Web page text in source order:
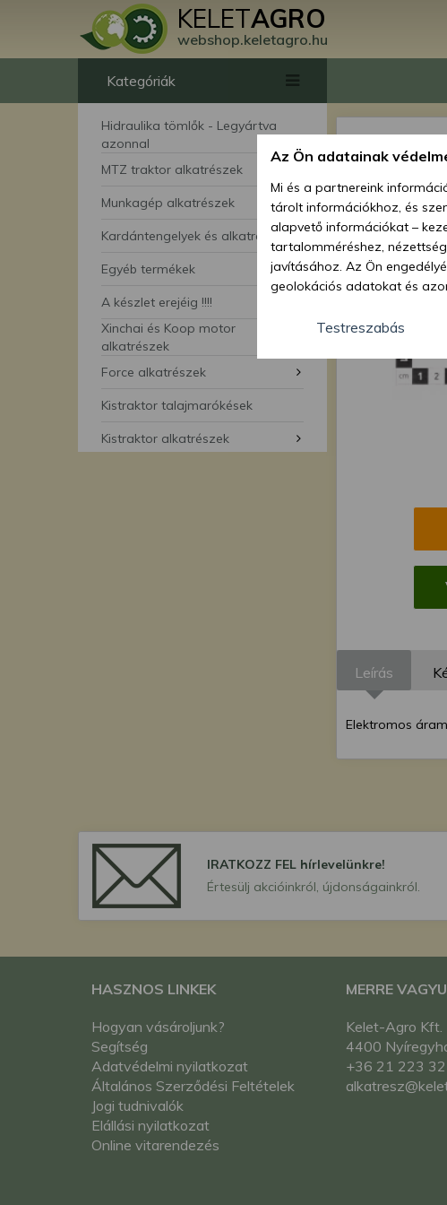
KELETAGRO
webshop.keletagro.hu
Kategóriák
Hidraulika tömlők - Legyártva
azonnal
MTZ traktor alkatrészek
Munkagép alkatrészek
Kardántengelyek és alkatrészei
Egyéb termékek
A készlet erejéig !!!!
Xinchai és Koop motor
alkatrészek
Force alkatrészek
Kistraktor talajmarókések
Kistraktor alkatrészek
Leírás
Elektromos
IRATKOZZ FEL hírlevelünkre!
Értesülj akcióinkról, újdonságainkról.
HASZNOS LINKEK
Hogyan vásároljunk?
Segítség
Adatvédelmi nyilatkozat
Általános Szerződési Feltételek
Jogi tudnivalók
Elállási nyilatkozat
Online vitarendezés
MERRE
Kelet-Agro Kft.
4400
+36 21 223
Az Ön adatainak
Mi és a partnereink
tárolt információkhoz, és
alapvető információkat –
tartalomméréshez,
javításához. Az Ön
geolokációs adatokat és
hozzájárulhat ahhoz, hogy
lehetőségként a
megváltoztathatja
feltétlenül szükséges az Ön
beállításai csak erre a
Testreszabás